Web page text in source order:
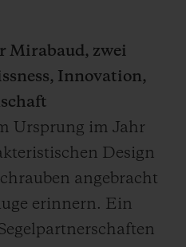
Mirabaud, zwei
Innovation,
Ursprung im Jahr
Design
angebracht
erinnern. Ein